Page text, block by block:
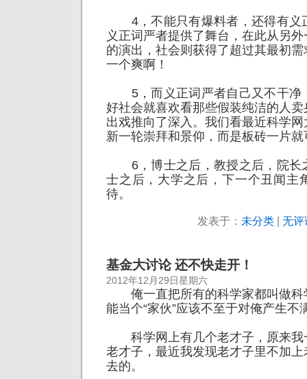
4，不能只有爆料者，还得有义
义正词严者提供了舞台，在此从另
的演出，社会则获得了超过其最初
一个爽啊！
5，而义正词严者自己又不干净
好社会就喜欢看那些假装纯洁的人
出戏推向了深入。我们看最近科学
新一轮崇拜和景仰，而是板砖一片
6，博士之后，教授之后，院长
士之后，大学之后，下一个丑闻主
待。
发表于： 未分类| 无评
基金大讨论 还不快走开！
2012年12月29日星期六
俺一直把所有的科学家都叫做科
能当个“家伙”应该不至于对俺产生不
科学网上有几个老才子，原来我
老才子，最近我发现老才子里不加
去的。